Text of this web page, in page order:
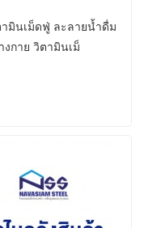
มินเม็ดฟู่ ละลายน้ำดื่ม
กาย วิตามินเม็